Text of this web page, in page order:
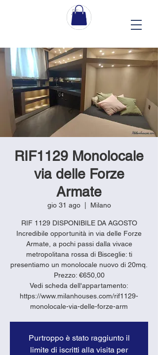
RIF1129 Monolocale
via delle Forze
Armate
gio 31 ago
  |
Milano
RIF 1129 DISPONIBILE DA AGOSTO
Incredibile opportunità in via delle Forze
Armate, a pochi passi dalla vivace
metropolitana rossa di Bisceglie: ti
presentiamo un monolocale nuovo di 20mq.
Prezzo: €650,00
Vedi scheda dell'appartamento:
https://www.milanhouses.com/rif1129-
monolocale-via-delle-forze-arm
Purtroppo è stato raggiunto il
limite di iscritti alla visita per